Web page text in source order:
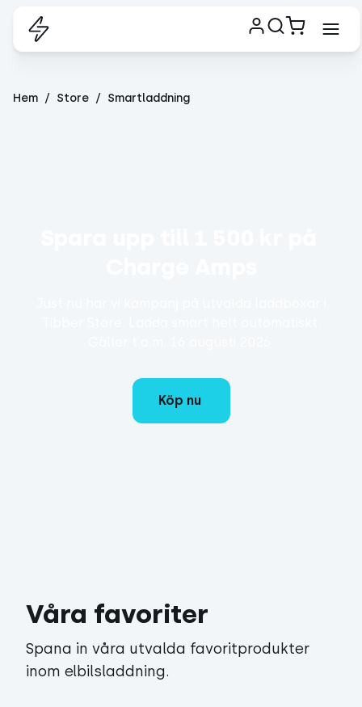
Hem Store Smartladdning
Köp nu
Våra favoriter
Spana in våra utvalda favoritprodukter
inom elbilsladdning.